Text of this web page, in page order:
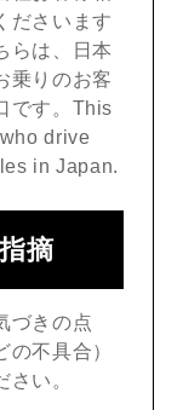
ださいます
らは、日本
乗りのお客
です。This
drive
in Japan.
摘
づきの点
の不具合）
い。